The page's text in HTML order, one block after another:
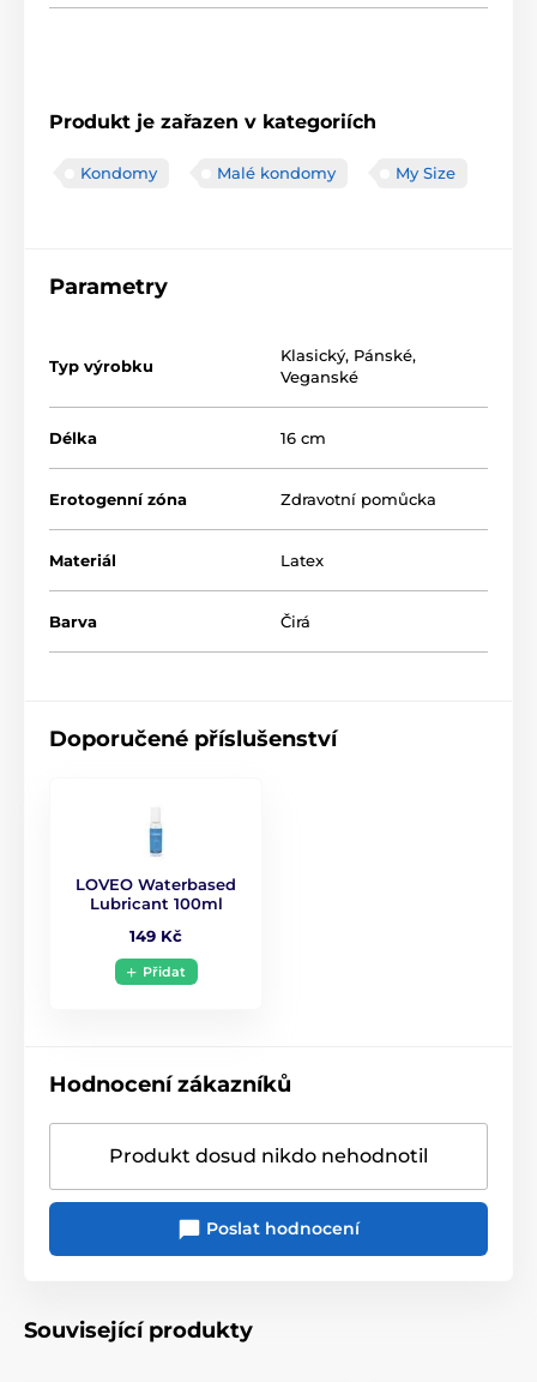
Produkt je zařazen v kategoriích
Kondomy Malé kondomy My Size
Parametry
Typ výrobku
Klasický, Pánské,
Veganské
Délka 16 cm
Erotogenní zóna Zdravotní pomůcka
Materiál Latex
Barva Čirá
Doporučené příslušenství
LOVEO Waterbased
Lubricant 100ml
149 Kč
Přidat
Hodnocení zákazníků
Produkt dosud nikdo nehodnotil
Poslat hodnocení
Související produkty